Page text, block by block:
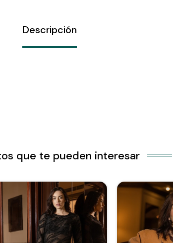
Descripción
que te pueden interesar